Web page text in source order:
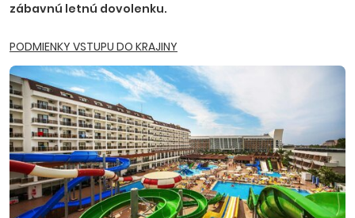
zábavnú letnú dovolenku.
PODMIENKY VSTUPU DO KRAJINY